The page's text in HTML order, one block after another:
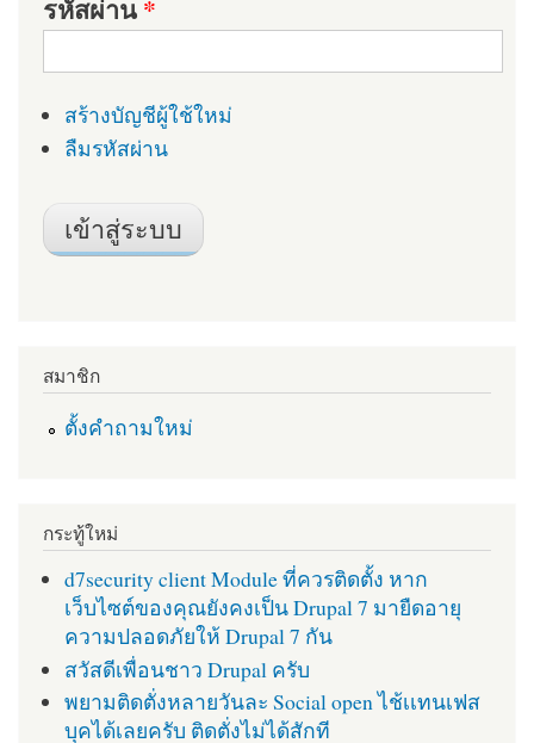
รหัสผ่าน*
สร้างบัญชีผู้ใช้ใหม่
ลืมรหัสผ่าน
สมาชิก
ตั้งคำถามใหม่
กระทู้ใหม่
d7security client Module ที่ควรติดตั้ง หาก
เว็บไซต์ของคุณยังคงเป็น Drupal 7 มายืดอายุ
ความปลอดภัยให้ Drupal 7 กัน
สวัสดีเพื่อนชาว Drupal ครับ
พยามติดตั่งหลายวันละ Social open ไช้เเทนเฟส
บุคได้เลยครับ ติดตั่งไม่ได้สักที